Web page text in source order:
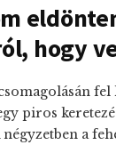
hogy
piros
a